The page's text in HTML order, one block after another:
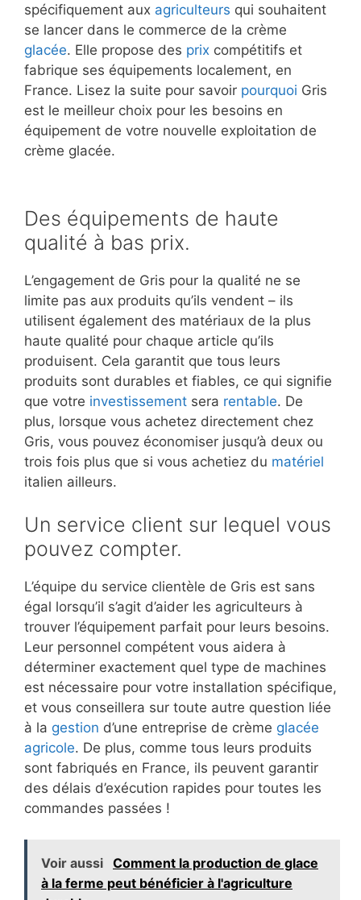
spécifiquement aux agriculteurs qui souhaitent
se lancer dans le commerce de la crème
glacée. Elle propose des prix compétitifs et
fabrique ses équipements localement, en
France. Lisez la suite pour savoir pourquoi Gris
est le meilleur choix pour les besoins en
équipement de votre nouvelle exploitation de
crème glacée.
Des équipements de haute
qualité à bas prix.
L’engagement de Gris pour la qualité ne se
limite pas aux produits qu’ils vendent – ils
utilisent également des matériaux de la plus
haute qualité pour chaque article qu’ils
produisent. Cela garantit que tous leurs
produits sont durables et fiables, ce qui signifie
que votre investissement sera rentable. De
plus, lorsque vous achetez directement chez
Gris, vous pouvez économiser jusqu’à deux ou
trois fois plus que si vous achetiez du matériel
italien ailleurs.
Un service client sur lequel vous
pouvez compter.
L’équipe du service clientèle de Gris est sans
égal lorsqu’il s’agit d’aider les agriculteurs à
trouver l’équipement parfait pour leurs besoins.
Leur personnel compétent vous aidera à
déterminer exactement quel type de machines
est nécessaire pour votre installation spécifique,
et vous conseillera sur toute autre question liée
à la gestion d’une entreprise de crème glacée
agricole. De plus, comme tous leurs produits
sont fabriqués en France, ils peuvent garantir
des délais d’exécution rapides pour toutes les
commandes passées !
Voir aussi Comment la production de glace
à la ferme peut bénéficier à l'agriculture